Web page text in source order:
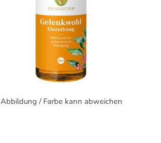
Abbildung / Farbe kann abweichen